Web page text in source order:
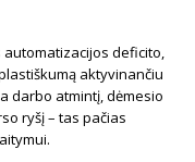
deficito,
aktyvinančiu
darbo atmintį, dėmesio
ryšį – tas pačias